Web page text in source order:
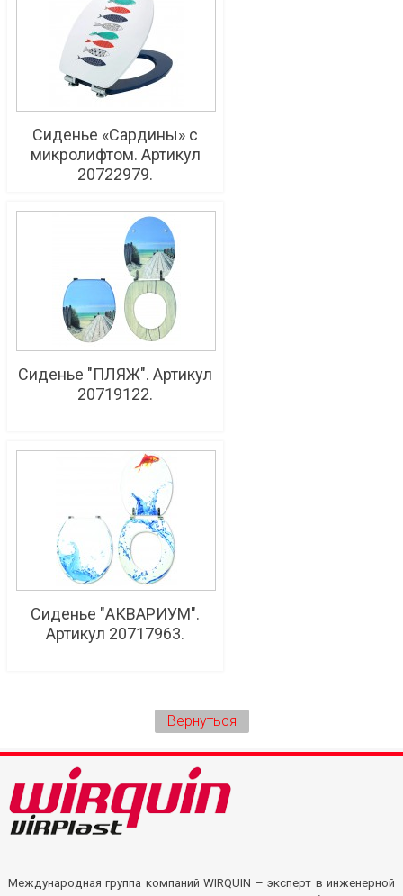
Сиденье «Сардины» с
микролифтом. Артикул
20722979.
Сиденье "ПЛЯЖ". Артикул
20719122.
Сиденье "АКВАРИУМ".
Артикул 20717963.
Вернуться
Международная группа компаний WIRQUIN – эксперт в инженерной